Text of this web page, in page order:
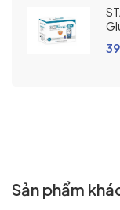
Sản phẩm